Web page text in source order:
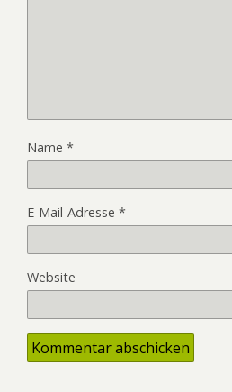
Name *
E-Mail-Adresse *
Website